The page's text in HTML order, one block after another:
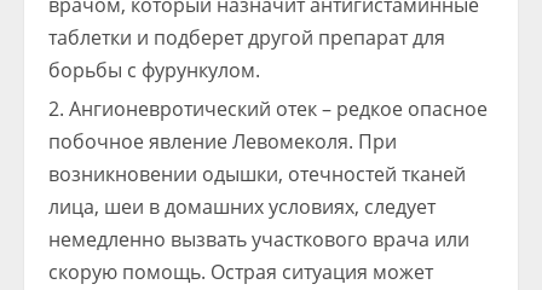
таблетки и подберет другой препарат для
борьбы с фурункулом.
Ангионевротический отек – редкое опасное
побочное явление Левомеколя. При
возникновении одышки, отечностей тканей
лица, шеи в домашних условиях, следует
немедленно вызвать участкового врача или
скорую помощь. Острая ситуация может